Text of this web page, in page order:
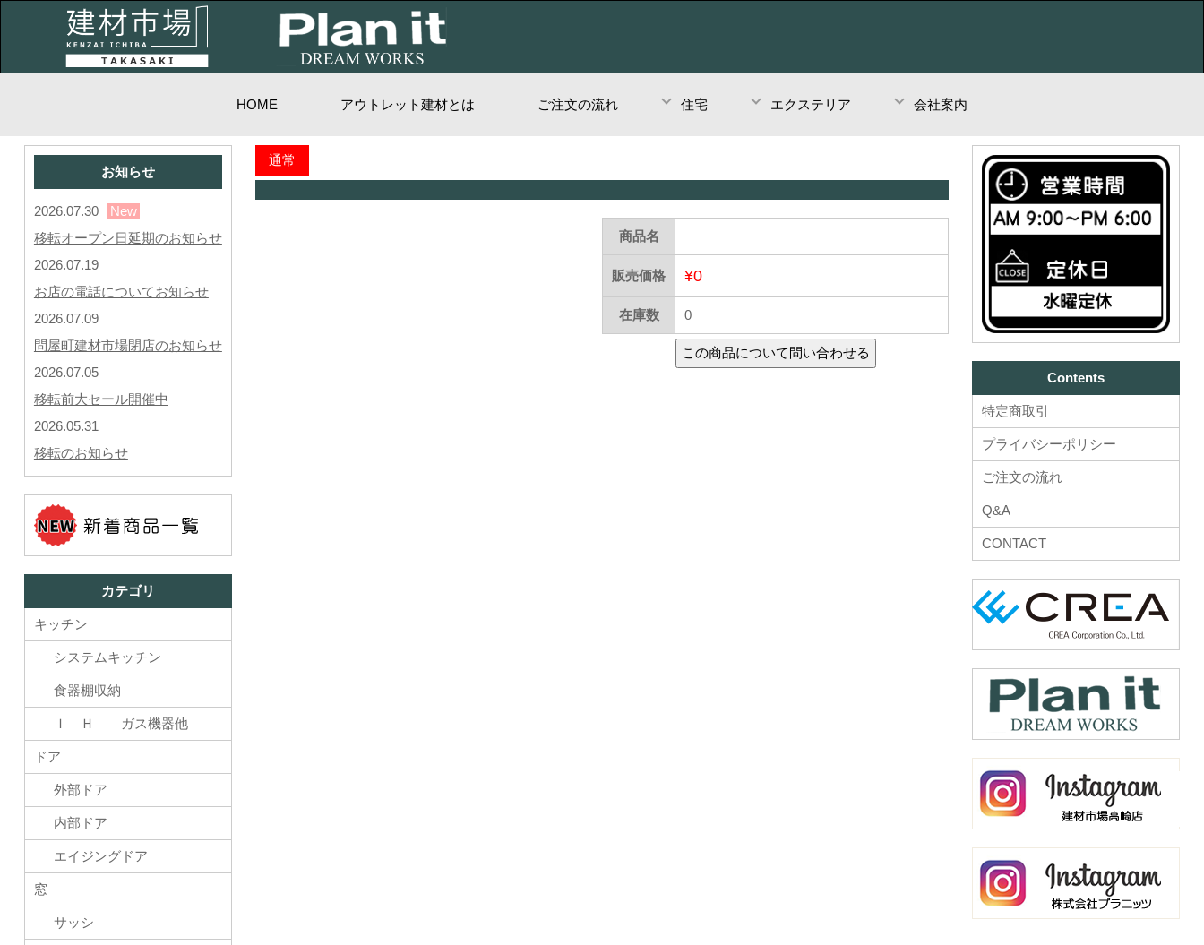
HOME アウトレット建材とは ご注文の流れ 住宅 エクステリア 会社案内
通常
商品名
販売価格 ¥0
在庫数 0
お知らせ
2026.07.30
New
移転オープン日延期のお知らせ
2026.07.19
お店の電話についてお知らせ
2026.07.09
問屋町建材市場閉店のお知らせ
2026.07.05
移転前大セール開催中
2026.05.31
移転のお知らせ
カテゴリ
キッチン
システムキッチン
食器棚収納
Ｉ Ｈ ガス機器他
ドア
外部ドア
内部ドア
エイジングドア
窓
サッシ
Contents
特定商取引
プライバシーポリシー
ご注文の流れ
Q&A
CONTACT